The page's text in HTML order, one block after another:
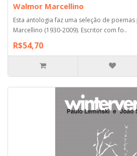
Walmor Marcellino
Esta antologia faz uma seleção de
Marcellino (1930-2009). Escritor com fo..
R$54,70